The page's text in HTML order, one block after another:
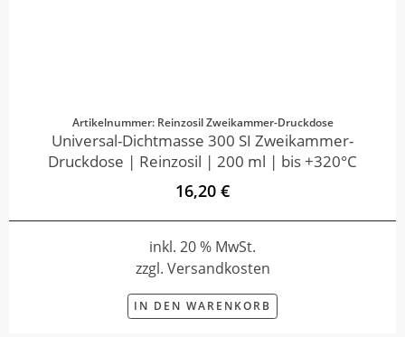
Artikelnummer: Reinzosil Zweikammer-Druckdose
Universal-Dichtmasse 300 SI Zweikammer-
Druckdose | Reinzosil | 200 ml | bis +320°C
16,20 €
inkl. 20 % MwSt.
zzgl. Versandkosten
IN DEN WARENKORB